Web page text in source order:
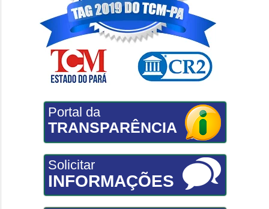
Portal da
TRANSPARÊNCIA
Solicitar
INFORMAÇÕES